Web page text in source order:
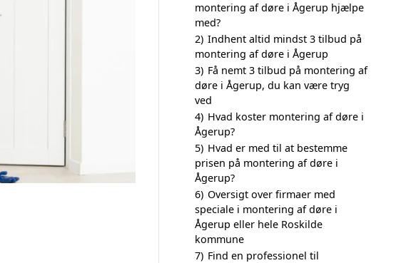
montering af døre i Ågerup hjælpe
med?
2) Indhent altid mindst 3 tilbud på
montering af døre i Ågerup
3) Få nemt 3 tilbud på montering af
døre i Ågerup, du kan være tryg
ved
4) Hvad koster montering af døre i
Ågerup?
5) Hvad er med til at bestemme
prisen på montering af døre i
Ågerup?
6) Oversigt over firmaer med
speciale i montering af døre i
Ågerup eller hele Roskilde
kommune
7) Find en professionel til